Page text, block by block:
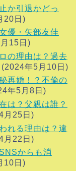
か引退かどっ
20日)
優・矢部友佳
15日)
の理由は？過去
(2024年5月10日)
再婚！？不倫の
年5月8日)
は？父親は誰？
月25日)
れる理由は？違
月22日)
からも消
10日)